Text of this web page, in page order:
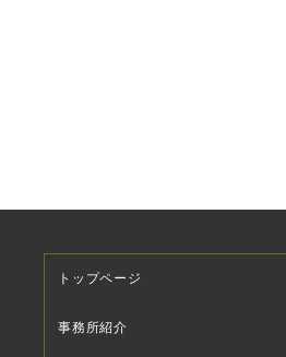
トップページ
事務所紹介